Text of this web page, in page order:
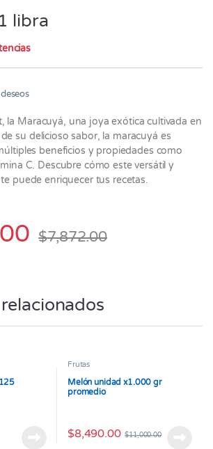
libra
la Maracuyá, una joya exótica cultivada en
su delicioso sabor, la maracuyá es
beneficios y propiedades como
C. Descubre cómo este versátil y
puede enriquecer tus recetas.
$7,872.00
Frutas
Melón unidad x1.000 gr
promedio
$8,490.00 $11,000.00